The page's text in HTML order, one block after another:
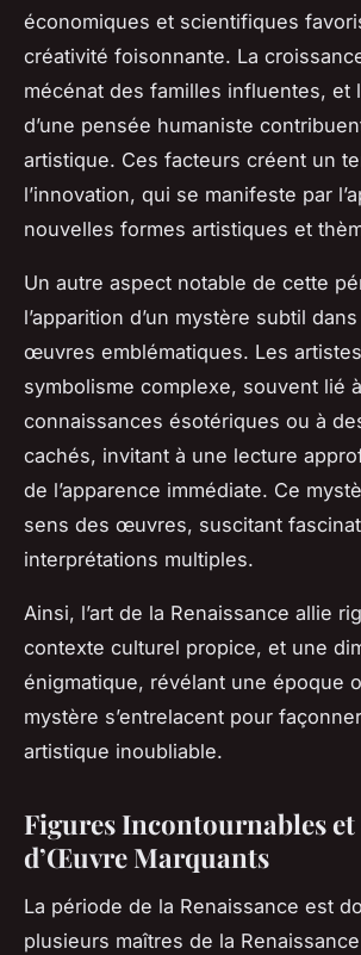
économiques et scientifiques
créativité foisonnante. La
mécénat des familles influentes, et
d’une pensée humaniste
artistique. Ces facteurs créent un
l’innovation, qui se manifeste par
nouvelles formes artistiques et
Un autre aspect notable de cette
l’apparition d’un mystère subtil
œuvres emblématiques. Les
symbolisme complexe, souvent lié
connaissances ésotériques ou à
cachés, invitant à une lecture
de l’apparence immédiate. Ce
sens des œuvres, suscitant
interprétations multiples.
Ainsi, l’art de la Renaissance allie
contexte culturel propice, et une
énigmatique, révélant une époque
mystère s’entrelacent pour
artistique inoubliable.
Figures Incontournables
d’Œuvre Marquants
La période de la Renaissance est
plusieurs maîtres de la